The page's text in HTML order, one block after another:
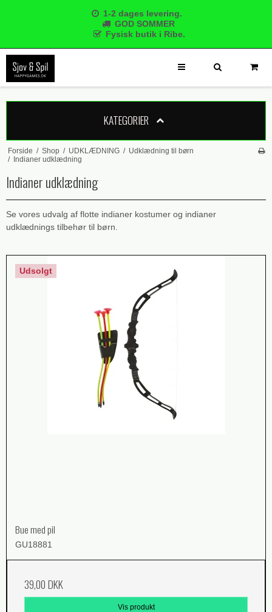
1-2 dages levering.
GOD SOMMER
Fysisk butik i Ribe.
KATEGORIER
Forside / Shop / UDKLÆDNING / Udklædning til børn
/
Indianer udklædning
Indianer udklædning
Se vores udvalg af flotte indianer kostumer og indianer
udklædnings tilbehør til børn.
Udsolgt
Bue med pil
GU18881
39,00 DKK
Vis produkt